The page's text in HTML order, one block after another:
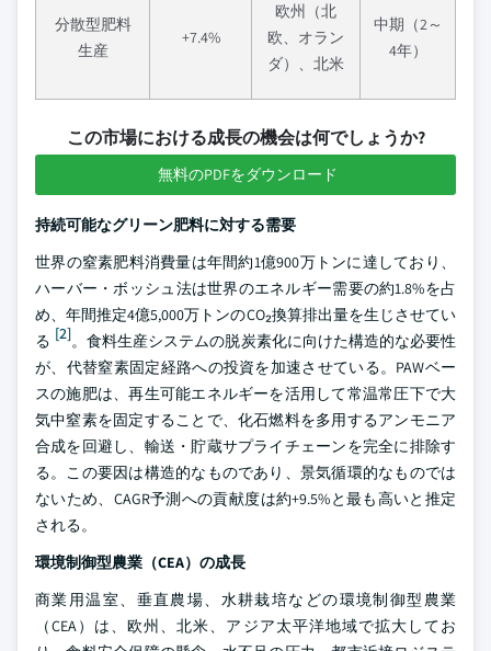
分散型肥料
生産
+7.4%
欧州（北
欧、オラン
ダ）、北米
中期（2～
4年）
この市場における成長の機会は何でしょうか?
無料のPDFをダウンロード
持続可能なグリーン肥料に対する需要
世界の窒素肥料消費量は年間約1億900万トンに達しており、
ハーバー・ボッシュ法は世界のエネルギー需要の約1.8%を占
め、年間推定4億5,000万トンのCO₂換算排出量を生じさせてい
る [2]。食料生産システムの脱炭素化に向けた構造的な必要性
が、代替窒素固定経路への投資を加速させている。PAWベー
スの施肥は、再生可能エネルギーを活用して常温常圧下で大
気中窒素を固定することで、化石燃料を多用するアンモニア
合成を回避し、輸送・貯蔵サプライチェーンを完全に排除す
る。この要因は構造的なものであり、景気循環的なものでは
ないため、CAGR予測への貢献度は約+9.5%と最も高いと推定
される。
環境制御型農業（CEA）の成長
商業用温室、垂直農場、水耕栽培などの環境制御型農業
（CEA）は、欧州、北米、アジア太平洋地域で拡大してお